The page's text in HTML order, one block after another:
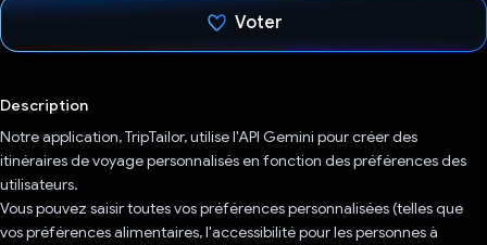
Voter
Description
Notre application, TripTailor, utilise l'API Gemini pour créer des
itinéraires de voyage personnalisés en fonction des préférences des
utilisateurs.
Vous pouvez saisir toutes vos préférences personnalisées (telles que
vos préférences alimentaires, l'accessibilité pour les personnes à